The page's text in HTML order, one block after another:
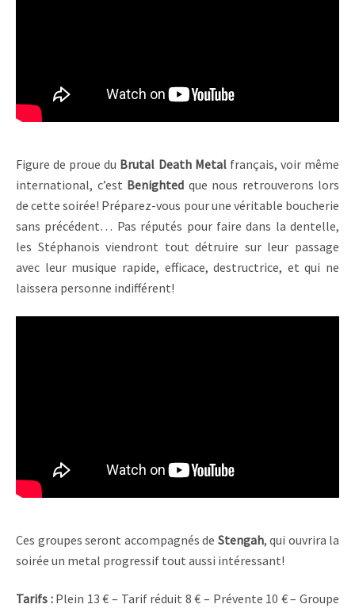
Figure de proue du Brutal Death Metalfrançais, voir même
international, c’est Benighted que nous retrouverons lors
de cette soirée! Préparez-vous pour une véritable boucherie
sans précédent… Pas réputés pour faire dans la dentelle,
les Stéphanois viendront tout détruire sur leur passage
avec leur musique rapide, efficace, destructrice, et qui ne
laissera personne indifférent!
Ces groupes seront accompagnés de Stengah, qui ouvrira la
soirée un metal progressif tout aussi intéressant!
Tarifs :Plein 13 € – Tarif réduit 8 € – Prévente 10 € – Groupe